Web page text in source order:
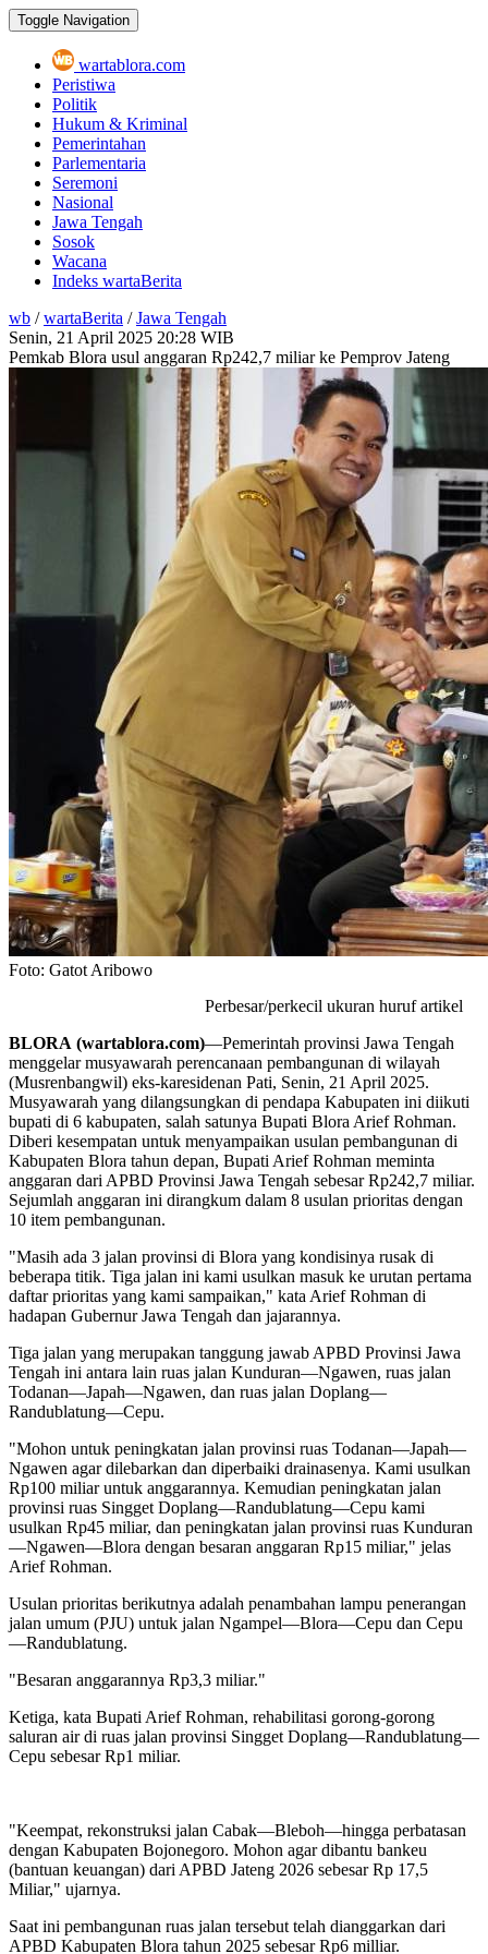
Toggle Navigation
wartablora.com
Peristiwa
Politik
Hukum & Kriminal
Pemerintahan
Parlementaria
Seremoni
Nasional
Jawa Tengah
Sosok
Wacana
Indeks wartaBerita
wb /wartaBerita /Jawa Tengah
Senin, 21 April 2025 20:28 WIB
Pemkab Blora usul anggaran Rp242,7 miliar ke Pemprov Jateng
Foto: Gatot Aribowo
Perbesar/perkecil ukuran huruf artikel
BLORA (wartablora.com)—Pemerintah provinsi Jawa Tengah
menggelar musyawarah perencanaan pembangunan di wilayah
(Musrenbangwil) eks-karesidenan Pati, Senin, 21 April 2025.
Musyawarah yang dilangsungkan di pendapa Kabupaten ini diikuti
bupati di 6 kabupaten, salah satunya Bupati Blora Arief Rohman.
Diberi kesempatan untuk menyampaikan usulan pembangunan di
Kabupaten Blora tahun depan, Bupati Arief Rohman meminta
anggaran dari APBD Provinsi Jawa Tengah sebesar Rp242,7 miliar.
Sejumlah anggaran ini dirangkum dalam 8 usulan prioritas dengan
10 item pembangunan.
"Masih ada 3 jalan provinsi di Blora yang kondisinya rusak di
beberapa titik. Tiga jalan ini kami usulkan masuk ke urutan pertama
daftar prioritas yang kami sampaikan," kata Arief Rohman di
hadapan Gubernur Jawa Tengah dan jajarannya.
Tiga jalan yang merupakan tanggung jawab APBD Provinsi Jawa
Tengah ini antara lain ruas jalan Kunduran—Ngawen, ruas jalan
Todanan—Japah—Ngawen, dan ruas jalan Doplang—
Randublatung—Cepu.
"Mohon untuk peningkatan jalan provinsi ruas Todanan—Japah—
Ngawen agar dilebarkan dan diperbaiki drainasenya. Kami usulkan
Rp100 miliar untuk anggarannya. Kemudian peningkatan jalan
provinsi ruas Singget Doplang—Randublatung—Cepu kami
usulkan Rp45 miliar, dan peningkatan jalan provinsi ruas Kunduran
—Ngawen—Blora dengan besaran anggaran Rp15 miliar," jelas
Arief Rohman.
Usulan prioritas berikutnya adalah penambahan lampu penerangan
jalan umum (PJU) untuk jalan Ngampel—Blora—Cepu dan Cepu
—Randublatung.
"Besaran anggarannya Rp3,3 miliar."
Ketiga, kata Bupati Arief Rohman, rehabilitasi gorong-gorong
saluran air di ruas jalan provinsi Singget Doplang—Randublatung—
Cepu sebesar Rp1 miliar.
"Keempat, rekonstruksi jalan Cabak—Bleboh—hingga perbatasan
dengan Kabupaten Bojonegoro. Mohon agar dibantu bankeu
(bantuan keuangan) dari APBD Jateng 2026 sebesar Rp 17,5
Miliar," ujarnya.
Saat ini pembangunan ruas jalan tersebut telah dianggarkan dari
APBD Kabupaten Blora tahun 2025 sebesar Rp6 milliar.